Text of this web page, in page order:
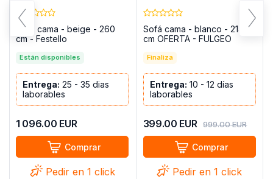
Sofá cama - beige - 260
cm - Festello
Están disponibles
Entrega: 25 - 35 dias
laborables
1 096.00 EUR
Comprar
Pedir en 1 click
Sofá cama - blanco - 214
cm OFERTA - FULGEO
Finaliza
Entrega: 10 - 12 días
laborables
399.00 EUR 999.00EUR
Comprar
Pedir en 1 click